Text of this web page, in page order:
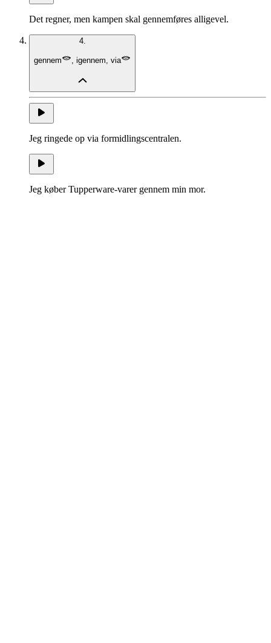
Det regner, men kampen skal gennemføres alligevel.
4.
gennem , igennem, via
Jeg ringede op via formidlingscentralen.
Jeg køber Tupperware-varer gennem min mor.